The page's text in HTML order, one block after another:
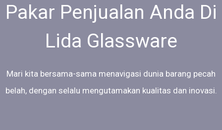
Pakar Penjualan Anda Di
Lida Glassware
Mari kita bersama-sama menavigasi dunia barang pecah
belah, dengan selalu mengutamakan kualitas dan inovasi.